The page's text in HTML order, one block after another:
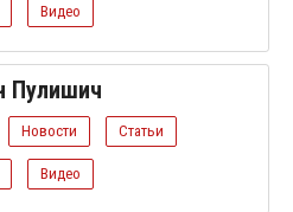
Видео
Пулишич
Новости Статьи
Видео